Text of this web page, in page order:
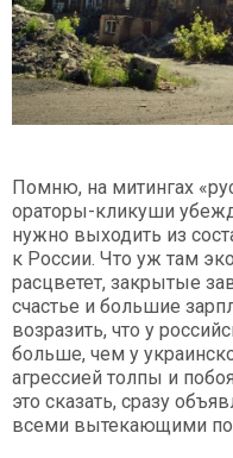
Помню, на митингах
ораторы-кликуши
нужно выходить из
к России. Что уж там
расцветет, закрытые
счастье и большие
возразить, что у
больше, чем у
агрессией толпы и
это сказать, сразу
всеми вытекающими